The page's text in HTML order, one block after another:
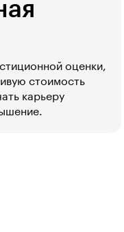
оценки,
стоимость
карьеру